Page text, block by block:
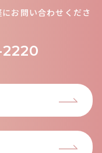
お問い合わせくださ